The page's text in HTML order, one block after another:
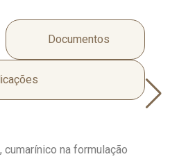
Documentos
cumarínico na formulação